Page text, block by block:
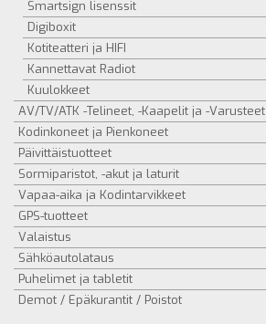
Smartsign lisenssit
Digiboxit
Kotiteatteri ja HIFI
Kannettavat Radiot
Kuulokkeet
AV/TV/ATK -Telineet, -Kaapelit ja -Varusteet
Kodinkoneet ja Pienkoneet
Päivittäistuotteet
Sormiparistot, -akut ja laturit
Vapaa-aika ja Kodintarvikkeet
GPS-tuotteet
Valaistus
Sähköautolataus
Puhelimet ja tabletit
Demot / Epäkurantit / Poistot